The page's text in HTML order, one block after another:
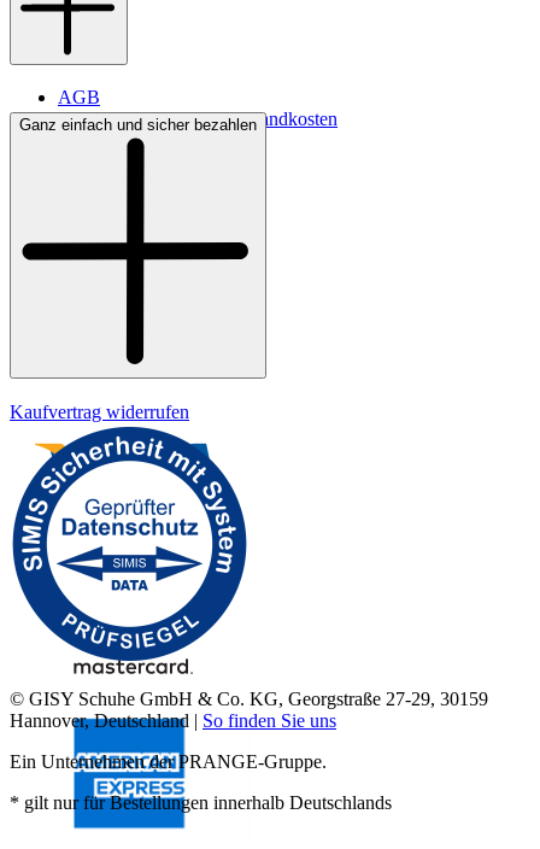
AGB
Lieferbedingungen & Versandkosten
Bezahlung
Ganz einfach und sicher bezahlen
Kaufvertrag widerrufen
© GISY Schuhe GmbH & Co. KG, Georgstraße 27-29, 30159
Hannover, Deutschland | So finden Sie uns
Ein Unternehmen der PRANGE-Gruppe.
* gilt nur für Bestellungen innerhalb Deutschlands